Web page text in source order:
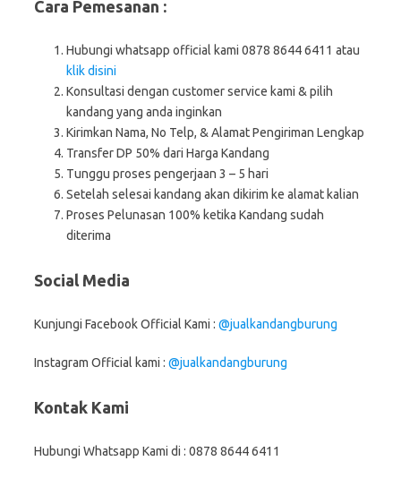
Cara Pemesanan :
Hubungi whatsapp official kami 0878 8644 6411 atau
klik disini
Konsultasi dengan customer service kami & pilih
kandang yang anda inginkan
Kirimkan Nama, No Telp, & Alamat Pengiriman Lengkap
Transfer DP 50% dari Harga Kandang
Tunggu proses pengerjaan 3 – 5 hari
Setelah selesai kandang akan dikirim ke alamat kalian
Proses Pelunasan 100% ketika Kandang sudah
diterima
Social Media
Kunjungi Facebook Official Kami : @jualkandangburung
Instagram Official kami : @jualkandangburung
Kontak Kami
Hubungi Whatsapp Kami di : 0878 8644 6411